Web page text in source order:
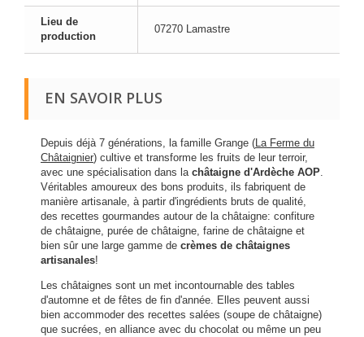
Lieu de
production
07270 Lamastre
EN SAVOIR PLUS
Depuis déjà 7 générations, la famille Grange (La Ferme du
Châtaignier) cultive et transforme les fruits de leur terroir,
avec une spécialisation dans la châtaigne d'Ardèche AOP.
Véritables amoureux des bons produits, ils fabriquent de
manière artisanale, à partir d'ingrédients bruts de qualité,
des recettes gourmandes autour de la châtaigne: confiture
de châtaigne, purée de châtaigne, farine de châtaigne et
bien sûr une large gamme de crèmes de châtaignes
artisanales!
Les châtaignes sont un met incontournable des tables
d'automne et de fêtes de fin d'année. Elles peuvent aussi
bien accommoder des recettes salées (soupe de châtaigne)
que sucrées, en alliance avec du chocolat ou même un peu